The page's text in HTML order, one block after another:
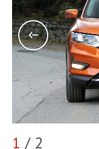
1 / 2